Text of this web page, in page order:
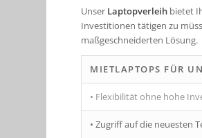
Unser Laptopverleih bietet
Investitionen tätigen zu
maßgeschneiderten Lösung.
MIETLAPTOPS FÜR
• Flexibilität ohne hohe
• Zugriff auf die neuesten